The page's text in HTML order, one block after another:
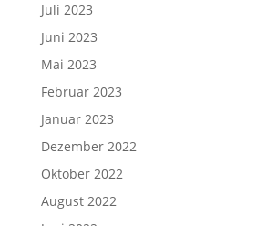
Juli 2023
Juni 2023
Mai 2023
Februar 2023
Januar 2023
Dezember 2022
Oktober 2022
August 2022